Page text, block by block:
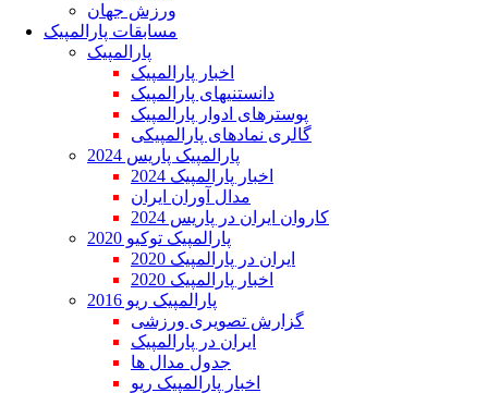
ورزش جهان
مسابقات پارالمپیک
پارالمپیک
اخبار پارالمپیک
دانستنیهای پارالمپیک
پوسترهای ادوار پارالمپیک
گالری نمادهای پارالمپیکی
پارالمپیک پاریس 2024
اخبار پارالمپیک 2024
مدال آوران ایران
کاروان ایران در پاریس 2024
پارالمپیک توکیو 2020
ایران در پارالمپیک 2020
اخبار پارالمپیک 2020
پارالمپیک ریو 2016
گزارش تصویری ورزشی
ایران در پارالمپیک
جدول مدال ها
اخبار پارالمپیک ریو